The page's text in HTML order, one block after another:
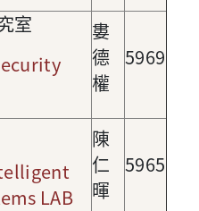
室
婁
德
權
5969
LAB
陳
仁
暉
5965